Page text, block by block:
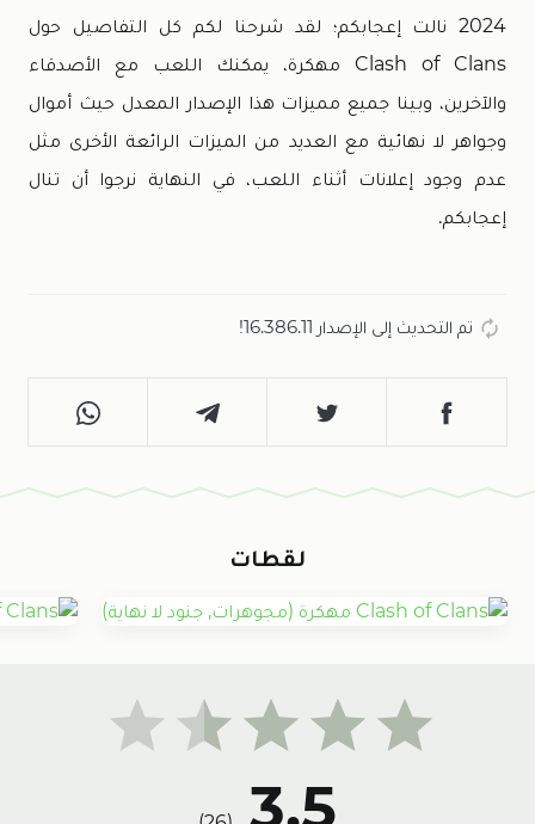
2024 نالت إعجابكم؛ لقد شرحنا لكم كل التفاصيل حول
Clash of Clans مهكرة، يمكنك اللعب مع الأصدقاء
والآخرين، وبينا جميع مميزات هذا الإصدار المعدل حيث أموال
وجواهر لا نهائية مع العديد من الميزات الرائعة الأخرى مثل
عدم وجود إعلانات أثناء اللعب، في النهاية نرجوا أن تنال
إعجابكم.
تم التحديث إلى الإصدار 16.386.11!
3.5
لقطات